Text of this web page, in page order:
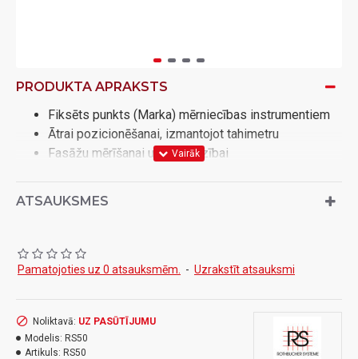
PRODUKTA APRAKSTS
Fiksēts punkts (Marka) mērniecības instrumentiem
Ātrai pozicionēšanai, izmantojot tahimetru
Fasāžu mērīšanai un uzraudzībai
Rūpnieciskajai celtniecībai un halles celtniecībai
Lai nodrošinātu augstuma un asis ir droši marķētas
ATSAUKSMES
Pamatojoties uz 0 atsauksmēm. - Uzrakstīt atsauksmi
Noliktavā: UZ PASŪTĪJUMU
Modelis: RS50
Artikuls: RS50